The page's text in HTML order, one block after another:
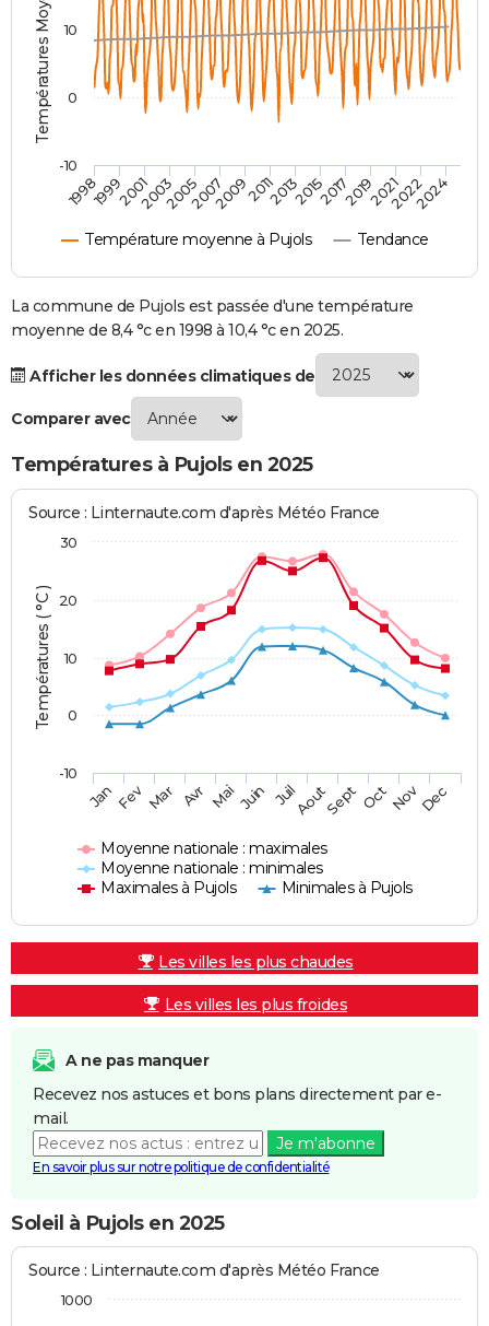
Destinations
City break
Voyage nature
Voyage de noces
Forum
Climat
PHOTO
GUIDES D'ACHAT
BONS PLANS
CARTE DE VOEUX
Carte de Noël
Carte Bonne année
Carte Saint-Valentin
Carte Pâques
Carte d'anniversaire
DICTIONNAIRE
Dictionnaire
Biographies
Citations
Expressions
Proverbes
PROGRAMME TV
S'inscrire
Se connecter
Lycées
Collèges
Primaires
Universités
Entreprises
Service militaire
Avis de recherche
AVIS DE DÉCÈS
FORUM
Bricolage
Lifestyle
Culture
Sport
Auto
Television
Voyage
Cinema
Température moyenne à Pujols Tendance
199819992001200320052007200920112013201520172019202120222024
0
10
-10
La commune de Pujols est passée d'une température
moyenne de 8,4 °c en 1998 à 10,4 °c en 2025.
Afficher les données climatiques de
Comparer avec
Températures à Pujols en 2025
Températures ( °C )
Source : Linternaute.com d'après Météo France
Moyenne nationale : maximales
Moyenne nationale : minimales
Maximales à Pujols
Minimales à Pujols
JanFev Mar Avr MaiJuin JuilAoutSept OctNovDec
-10
0
10
20
30
Les villes les plus chaudes
Les villes les plus froides
A ne pas manquer
Recevez nos astuces et bons plans directement par e-
mail.
Je m'abonne
En savoir plus sur notre politique de confidentialité
Soleil à Pujols en 2025
Source : Linternaute.com d'après Météo France
1000